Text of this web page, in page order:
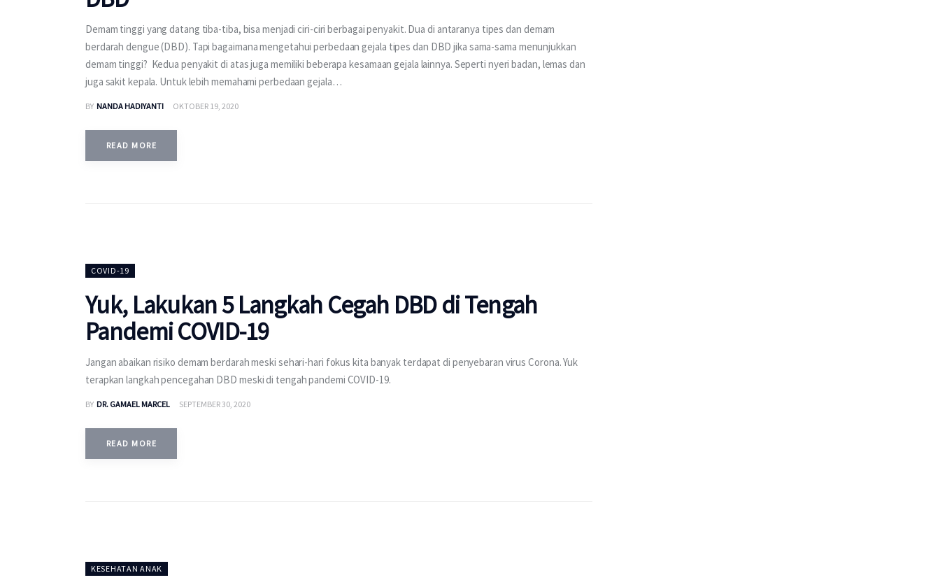
Demam tinggi yang datang tiba-tiba, bisa menjadi ciri-ciri berbagai penyakit. Dua di antaranya tipes dan demam
berdarah dengue (DBD). Tapi bagaimana mengetahui perbedaan gejala tipes dan DBD jika sama-sama menunjukkan
demam tinggi? Kedua penyakit di atas juga memiliki beberapa kesamaan gejala lainnya. Seperti nyeri badan, lemas dan
juga sakit kepala. Untuk lebih memahami perbedaan gejala…
BY NANDA HADIYANTI OKTOBER 19, 2020
READ MORE
COVID-19
Yuk, Lakukan 5 Langkah Cegah DBD di Tengah
Pandemi COVID-19
Jangan abaikan risiko demam berdarah meski sehari-hari fokus kita banyak terdapat di penyebaran virus Corona. Yuk
terapkan langkah pencegahan DBD meski di tengah pandemi COVID-19.
BY DR. GAMAEL MARCEL SEPTEMBER 30, 2020
READ MORE
KESEHATAN ANAK